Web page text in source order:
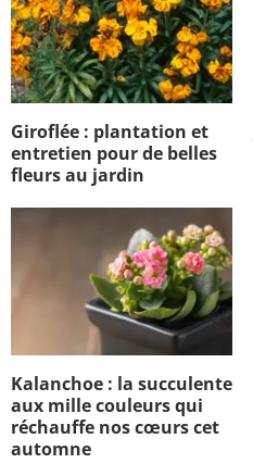
Giroflée : plantation et
entretien pour de belles
fleurs au jardin
Kalanchoe : la succulente
aux mille couleurs qui
réchauffe nos cœurs cet
automne